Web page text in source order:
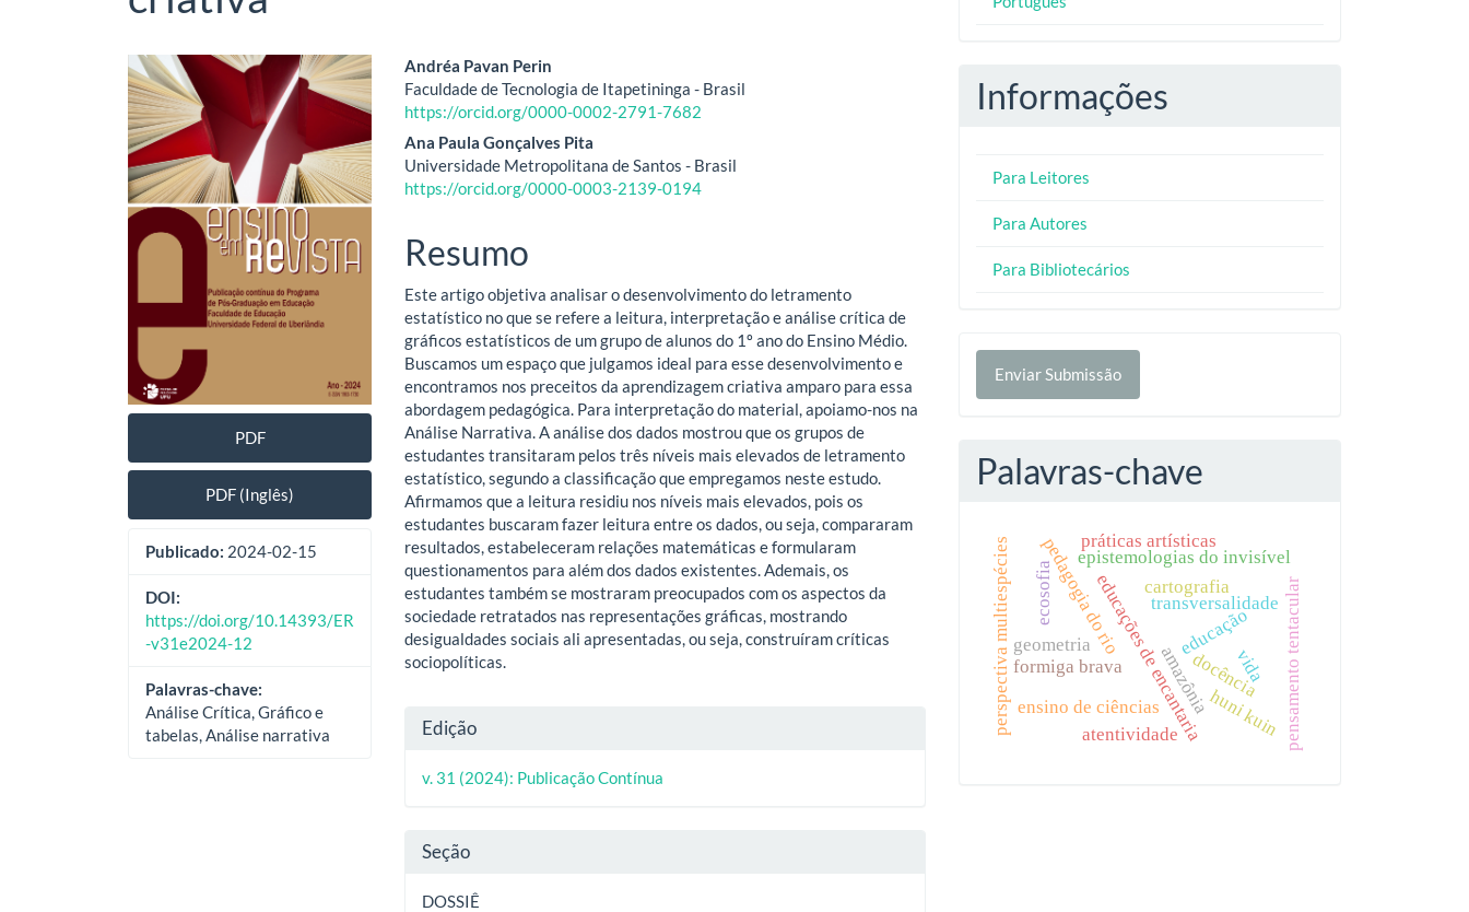
Barra
lateral
de
artigos
PDF
PDF (Inglês)
Publicado: 2024-02-15
DOI:
https://doi.org/10.14393/ER
-v31e2024-12
Palavras-chave:
Análise Crítica, Gráfico e
tabelas, Análise narrativa
Conteúdo
do
artigo
principal
Andréa Pavan Perin
Faculdade de Tecnologia de Itapetininga - Brasil
https://orcid.org/0000-0002-2791-7682
Ana Paula Gonçalves Pita
Universidade Metropolitana de Santos - Brasil
https://orcid.org/0000-0003-2139-0194
Resumo
Este artigo objetiva analisar o desenvolvimento do letramento
estatístico no que se refere a leitura, interpretação e análise crítica de
gráficos estatísticos de um grupo de alunos do 1º ano do Ensino Médio.
Buscamos um espaço que julgamos ideal para esse desenvolvimento e
encontramos nos preceitos da aprendizagem criativa amparo para essa
abordagem pedagógica. Para interpretação do material, apoiamo-nos na
Análise Narrativa. A análise dos dados mostrou que os grupos de
estudantes transitaram pelos três níveis mais elevados de letramento
estatístico, segundo a classificação que empregamos neste estudo.
Afirmamos que a leitura residiu nos níveis mais elevados, pois os
estudantes buscaram fazer leitura entre os dados, ou seja, compararam
resultados, estabeleceram relações matemáticas e formularam
questionamentos para além dos dados existentes. Ademais, os
estudantes também se mostraram preocupados com os aspectos da
sociedade retratados nas representações gráficas, mostrando
desigualdades sociais ali apresentadas, ou seja, construíram críticas
sociopolíticas.
Detalhes
do
artigo
Edição
v. 31 (2024): Publicação Contínua
Seção
DOSSIÊ
Informações
Para Leitores
Para Autores
Para Bibliotecários
Enviar
Submissão
Enviar Submissão
Palavras-chave
formiga brava amazônia
educações de encantaria
epistemologias do invisível
educação
perspectiva multiespécies pensamento tentacular
docência
vida
ensino de ciências
pedagogia do rio
ecosofia transversalidade
cartografia
huni kuin
atentividade
práticas artísticas
geometria